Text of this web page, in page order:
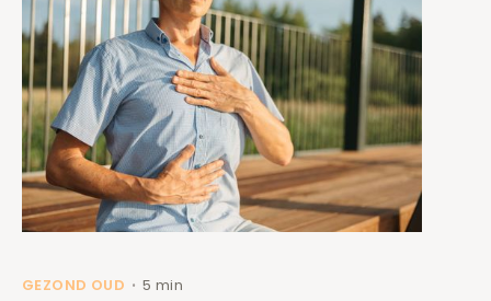
GEZOND OUD • 5 min